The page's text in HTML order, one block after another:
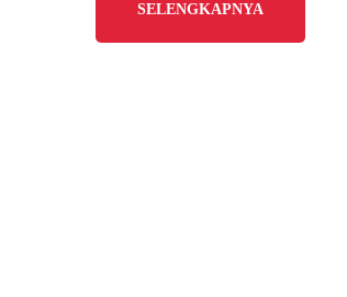
SELENGKAPNYA